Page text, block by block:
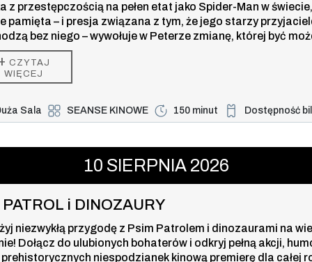
z przestępczością na pełen etat jako Spider-Man w
pamięta – i presja związana z tym, że jego starzy
bez niego – wywołuje w Peterze zmianę, której być
stanie kontrolować. Ale ta przemiana może być również
która powstrzyma nowe zagrożenie dla miasta i jego
CZYTAJ
WIĘCEJ
Sala SEANSE KINOWE 150 minut Dostępność
Duża dostępność
10 SIERPNIA 2026
PATROL i DINOZAURY
niezwykłą przygodę z Psim Patrolem i dinozaurami na
Dołącz do ulubionych bohaterów i odkryj pełną akcji,
niespodzianek kinową premierę dla całej